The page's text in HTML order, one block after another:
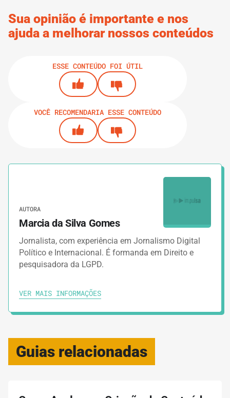
Sua opinião é importante e nos
ajuda a melhorar nossos conteúdos
ESSE CONTEÚDO FOI ÚTIL
VOCÊ RECOMENDARIA ESSE CONTEÚDO
AUTORA
Marcia da Silva Gomes
Jornalista, com experiência em Jornalismo Digital
Político e Internacional. É formanda em Direito e
pesquisadora da LGPD.
VER MAIS INFORMAÇÕES
Guias relacionadas